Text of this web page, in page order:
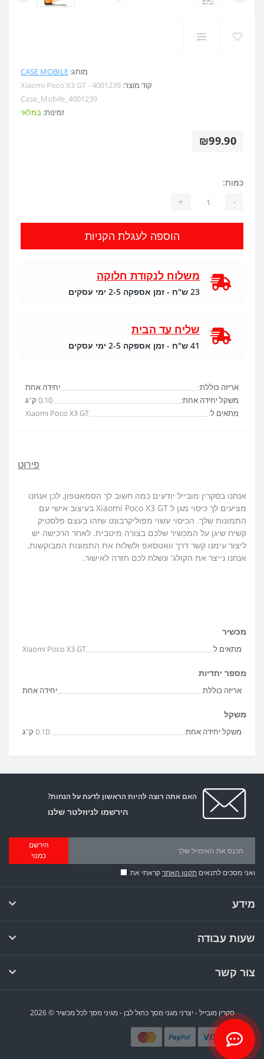
מותג: CASE MOBILE
קוד מוצר: Xiaomi Poco X3 GT - 4001239
Case_Mobile_4001239
זמינות: במלאי
₪99.90
אריזה כוללת:
יחידה אחת
משקל יחידה אחת:
0.10 ק"ג
מתאים ל:
Xiaomi Poco X3 GT
כמות:
-
+
הוספה לעגלת הקניות
משלוח לנקודת חלוקה
23 ש"ח - זמן אספקה 2-5 ימי עסקים
שליח עד הבית
41 ש"ח - זמן אספקה 2-5 ימי עסקים
פירוט
אנחנו בסקרין מובייל יודעים כמה חשוב לך הסמאטפון, לכן אנחנו
מציעים לך כיסוי מגן ל Xiaomi Poco X3 GT בעיצוב אישי עם
התמונות שלך. הכיסוי עשוי מפוליקרבונט שזהו בעצם פלסטיק
קשיח שיגן על המכשיר שלכם בצורה מיטבית. לאחר הרכישה יש
ליצור עימנו קשר דרך וואטסאפ ולשלוח את התמונות המבוקשות,
אנחנו נייצר את הקולג' ונשלח לכם חזרה לאישור.
מכשיר
מתאים ל Xiaomi Poco X3 GT
מספר יחדיות
אריזה כוללת יחידה אחת
משקל
משקל יחידה אחת 0.10 ק"ג
האם אתה רוצה להיות הראשון לדעת על הנחות?
הירשמו לניוזלטר שלנו
הירשם
כמנוי
ואני מסכים לתנאים תקנון האתרקראתי את
מידע
שעות עבודה
צור קשר
סקרין מובייל - יצרני מגני מסך כחול לבן - מגיני מסך לכל מכשיר © 2026